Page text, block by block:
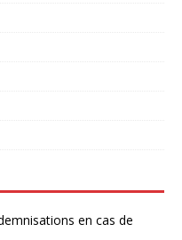
en cas de